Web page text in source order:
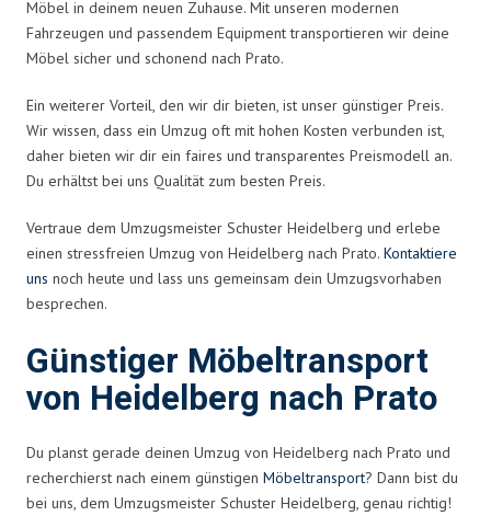
Möbel in deinem neuen Zuhause. Mit unseren modernen
Fahrzeugen und passendem Equipment transportieren wir deine
Möbel sicher und schonend nach Prato.
Ein weiterer Vorteil, den wir dir bieten, ist unser günstiger Preis.
Wir wissen, dass ein Umzug oft mit hohen Kosten verbunden ist,
daher bieten wir dir ein faires und transparentes Preismodell an.
Du erhältst bei uns Qualität zum besten Preis.
Vertraue dem Umzugsmeister Schuster Heidelberg und erlebe
einen stressfreien Umzug von Heidelberg nach Prato. Kontaktiere
uns noch heute und lass uns gemeinsam dein Umzugsvorhaben
besprechen.
Günstiger Möbeltransport
von Heidelberg nach Prato
Du planst gerade deinen Umzug von Heidelberg nach Prato und
recherchierst nach einem günstigen Möbeltransport? Dann bist du
bei uns, dem Umzugsmeister Schuster Heidelberg, genau richtig!